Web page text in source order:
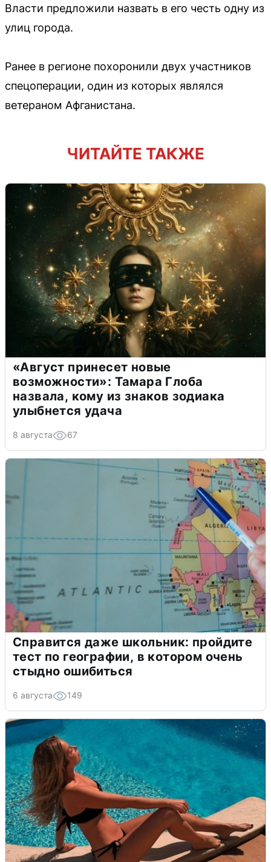
Власти предложили назвать в его честь одну из
улиц города.
Ранее в регионе похоронили двух участников
спецоперации, один из которых являлся
ветераном Афганистана.
ЧИТАЙТЕ ТАКЖЕ
«Август принесет новые
возможности»: Тамара Глоба
назвала, кому из знаков зодиака
улыбнется удача
8 августа 67
Справится даже школьник: пройдите
тест по географии, в котором очень
стыдно ошибиться
6 августа 149